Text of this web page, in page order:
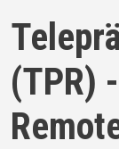
(TPR)